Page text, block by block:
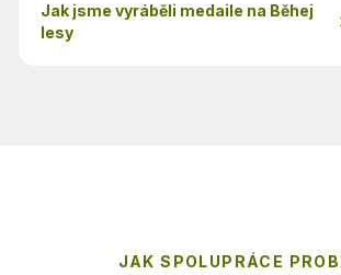
Jak jsme vyráběli medaile na Běhej
lesy
JAK SPOLUPRÁCE